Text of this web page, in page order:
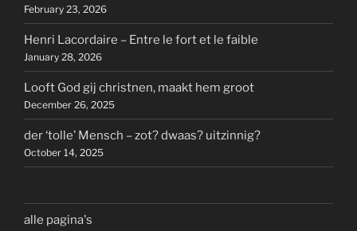
February 23, 2026
Henri Lacordaire – Entre le fort et le faible
January 28, 2026
Looft God gij christnen, maakt hem groot
December 26, 2025
der ‘tolle’ Mensch – zot? dwaas? uitzinnig?
October 14, 2025
alle pagina's